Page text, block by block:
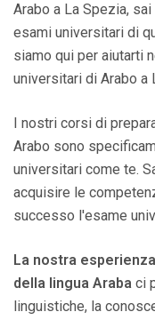
Arabo a La Spezia,
esami universitari di
siamo qui per aiutarti
universitari di Arabo a
I nostri corsi di
Arabo sono
universitari come te.
acquisire le
successo l'esame
La nostra
della lingua Araba ci
linguistiche, la